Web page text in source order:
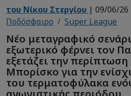
του Νίκου Στεργίου | 09/06/26
Ποδόσφαιρο
Super League
Νέο μεταγραφικό
εξωτερικό φέρνει τον
εξετάζει την
Μπορίσκο για την
του τερματοφύλακα